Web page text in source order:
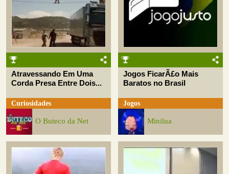
Atravessando Em Uma
Corda Presa Entre Dois...
Curiosidades
O Buteco da Net
Jogos FicarÃ£o Mais
Baratos no Brasil
Jogos
Minilua